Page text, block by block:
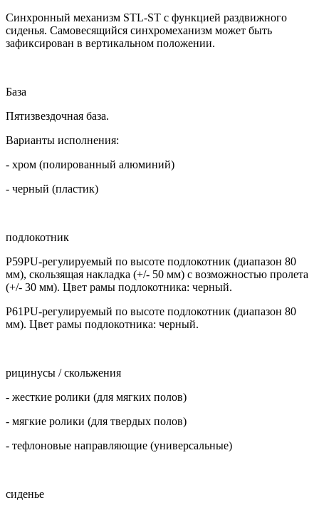
Синхронный механизм STL-ST с функцией раздвижного
сиденья. Самовесящийся синхромеханизм может быть
зафиксирован в вертикальном положении.
База
Пятизвездочная база.
Варианты исполнения:
- хром (полированный алюминий)
- черный (пластик)
подлокотник
P59PU-регулируемый по высоте подлокотник (диапазон 80
мм), скользящая накладка (+/- 50 мм) с возможностью пролета
(+/- 30 мм). Цвет рамы подлокотника: черный.
P61PU-регулируемый по высоте подлокотник (диапазон 80
мм). Цвет рамы подлокотника: черный.
рицинусы / скольжения
- жесткие ролики (для мягких полов)
- мягкие ролики (для твердых полов)
- тефлоновые направляющие (универсальные)
сиденье